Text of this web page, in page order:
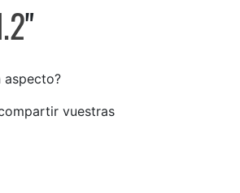
"
aspecto?
vuestras